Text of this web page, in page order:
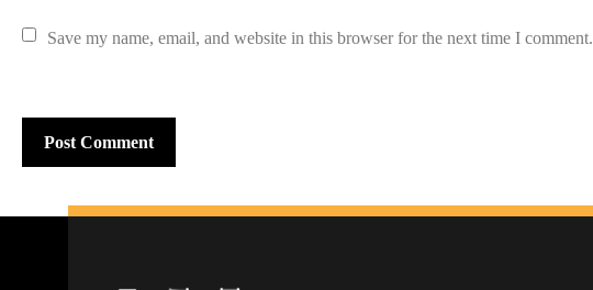
Save my name, email, and website in this browser for the next time I comment.